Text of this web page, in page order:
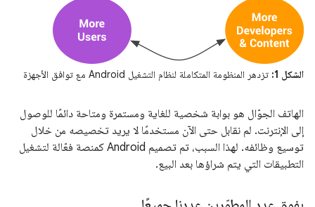
الشكل 1: تزدهر المنظومة المتكاملة لنظام التشغيل Android مع توافق الأجهزة
الهاتف الجوّال هو بوابة شخصية للغاية ومستمرة ومتاحة دائمًا للوصول
إلى الإنترنت. لم نقابل حتى الآن مستخدمًا لا يريد تخصيصه من خلال
توسيع وظائفه. لهذا السبب، تم تصميم Android كمنصة فعّالة لتشغيل
التطبيقات التي يتم شراؤها بعد البيع.